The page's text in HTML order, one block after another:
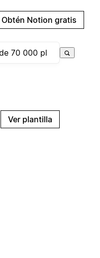
Obtén Notion gratis
Ver plantilla